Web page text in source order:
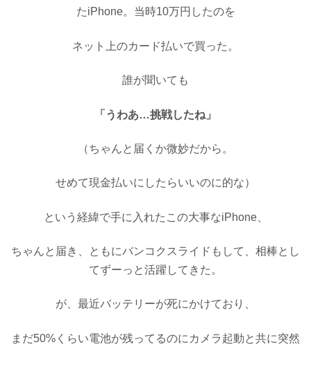
たiPhone。当時10万円したのを
ネット上のカード払いで買った。
誰が聞いても
「うわあ…挑戦したね」
（ちゃんと届くか微妙だから。
せめて現金払いにしたらいいのに的な）
という経緯で手に入れた この大事なiPhone、
ちゃんと届き、 ともにバンコクスライドもして、 相棒とし
てずーっと活躍してきた。
が、最近バッテリーが死にかけており、
まだ50% くらい電池が残ってるのに カメラ起動と共に突然